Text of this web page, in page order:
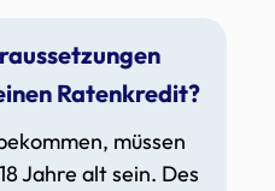
Ratenkredit?
müssen
Jahre alt sein. Des